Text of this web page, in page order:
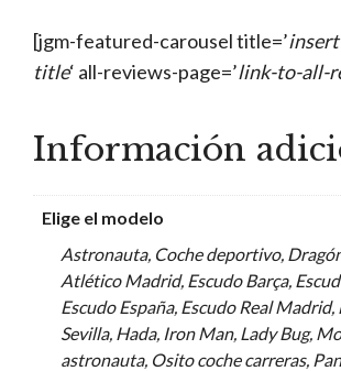
[jgm-featured-carousel title=’
title‘ all-reviews-page=’link-to-all-
Información
Elige el modelo
Astronauta, Coche deportivo,
Atlético Madrid, Escudo Barça,
Escudo España, Escudo Real Madrid,
Sevilla, Hada, Iron Man, Lady Bug,
astronauta, Osito coche carreras,